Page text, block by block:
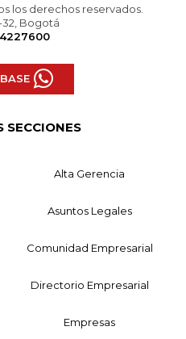
los derechos reservados.
32, Bogotá
4227600
SECCIONES
Alta Gerencia
Asuntos Legales
Comunidad Empresarial
Directorio Empresarial
Empresas